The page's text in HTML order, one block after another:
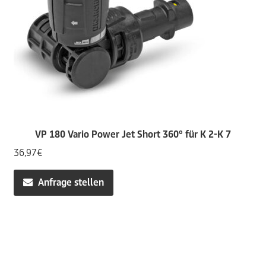
VP 180 Vario Power Jet Short 360° für K 2-K 7
36,97€
Anfrage stellen